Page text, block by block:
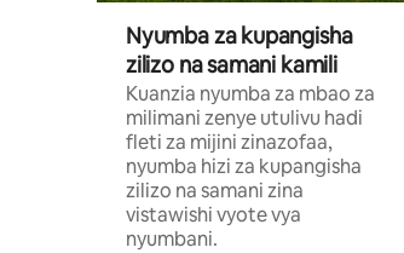
Nyumba za kupangisha
zilizo na samani kamili
Kuanzia nyumba za mbao za
milimani zenye utulivu hadi
fleti za mijini zinazofaa,
nyumba hizi za kupangisha
zilizo na samani zina
vistawishi vyote vya
nyumbani.